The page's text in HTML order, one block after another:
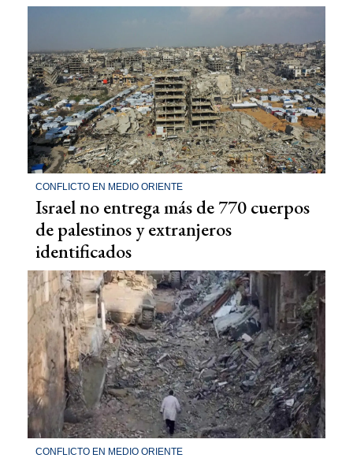
CONFLICTO EN MEDIO ORIENTE
Israel no entrega más de 770 cuerpos
de palestinos y extranjeros
identificados
CONFLICTO EN MEDIO ORIENTE